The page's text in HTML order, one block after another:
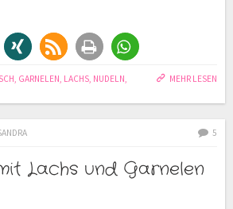
MEHR LESEN
, GARNELEN, LACHS, NUDELN,
5
Lachs und Garnelen